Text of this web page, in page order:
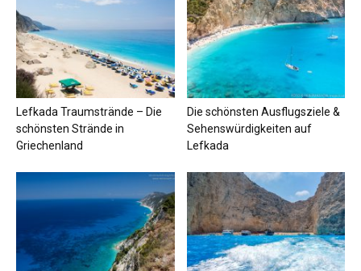
Lefkada Traumstrände – Die
schönsten Strände in
Griechenland
Die schönsten Ausflugsziele &
Sehenswürdigkeiten auf
Lefkada